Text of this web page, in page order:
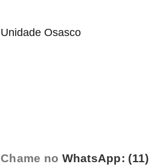
Unidade Osasco
Chame no WhatsApp: (11)